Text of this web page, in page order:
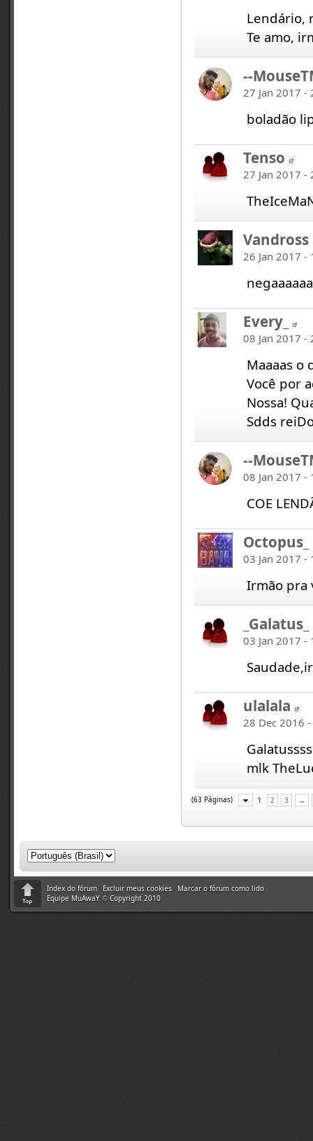
Lendário,
Te amo,
--
27 Jan 2017 -
boladão
Tenso
27 Jan 2017 -
Vandross
26 Jan 2017 -
Every_
08 Jan 2017 -
Maaaas o
Você por
Nossa!
Sdds
--
08 Jan 2017 -
COE
Octopus_
03 Jan 2017 -
Irmão pra
_Galatus_
03 Jan 2017 -
ulalala
28 Dec 2016
mlk
(63 Páginas) 1 2 3 →
Index do fórum Excluir meus cookies
Marcar o fórum como lido
Equipe MuAwaY © Copyright 2010